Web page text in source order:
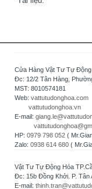
Cửa Hàng Vật Tư Tự
Đc: 12/2 Tân Hàng,
MST: 8010574181
Web: vattutudonghoa.com
vattutudonghoa.vn
E-mail:
HP: 0979 798 052 (
Zalo: 0938 614 680 (
Vật Tư Tự Động Hóa
Đc: 15b Đồng Khởi. P. Tân
E-mail: